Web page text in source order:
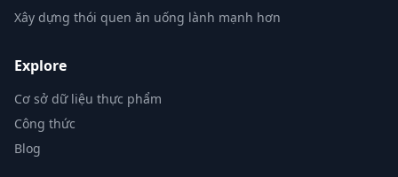
Xây dựng thói quen ăn uống lành mạnh hơn
Explore
Cơ sở dữ liệu thực phẩm
Công thức
Blog